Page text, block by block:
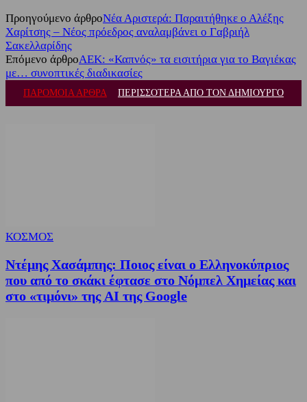
Προηγούμενο άρθροΝέα Αριστερά: Παραιτήθηκε ο Αλέξης
Χαρίτσης – Νέος πρόεδρος αναλαμβάνει ο Γαβριήλ
Σακελλαρίδης
Επόμενο άρθροΑΕΚ: «Καπνός» τα εισιτήρια για το Βαγιέκας
με… συνοπτικές διαδικασίες
ΠΑΡΟΜΟΙΑ ΑΡΘΡΑ ΠΕΡΙΣΣΟΤΕΡΑ ΑΠΟ ΤΟΝ ΔΗΜΙΟΥΡΓΟ
ΚΟΣΜΟΣ
Ντέμης Χασάμπης: Ποιος είναι ο Ελληνοκύπριος
που από το σκάκι έφτασε στο Νόμπελ Χημείας και
στο «τιμόνι» της AI της Google